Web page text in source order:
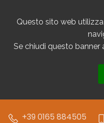
Questo sito web
Se chiudi questo banner
+39 0165 884505